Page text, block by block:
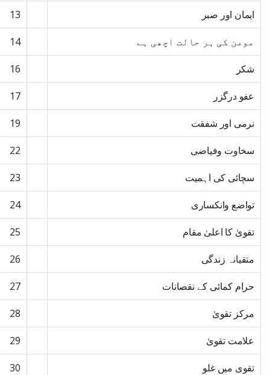
ایمان اور صبر 13
مومن کی ہر حالت اچھی ہے 14
شکر 16
عفو درگزر 17
نرمی اور شفقت 19
سخاوت وفیاضی 22
سچائی کی اہمیت 23
تواضع وانکساری 24
تقویٰ کا اعلیٰ مقام 25
متقیانہ زندگی 26
حرام کمائی کے نقصانات 27
مرکز تقویٰ 28
علامت تقویٰ 29
تقوی میں غلو 30